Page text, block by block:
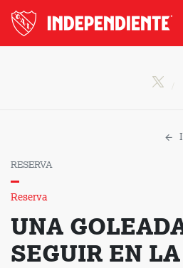
RESERVA
Reserva
UNA
SEGUIR EN